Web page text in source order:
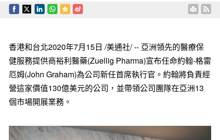
香港和台北2020年7月15日 /美通社/ -- 亞洲領先的醫療保
健服務提供商裕利醫藥(Zuellig Pharma)宣布任命約翰-格雷
厄姆(John Graham)為公司新任首席執行官。約翰將負責經
營這家價值130億美元的公司，並帶領公司團隊在亞洲13
個市場開展業務。